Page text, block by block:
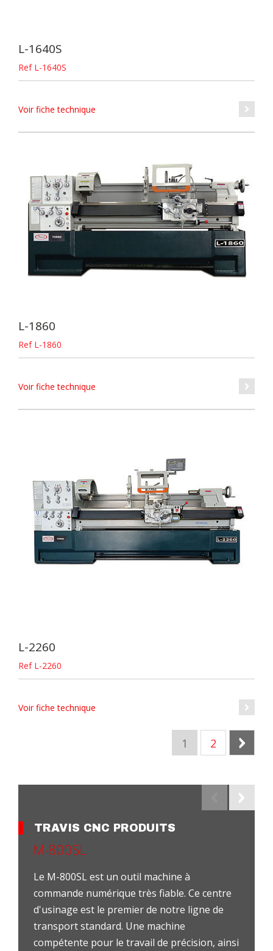
L-1640S
Ref L-1640S
Voir fiche technique
L-1860
Ref L-1860
Voir fiche technique
L-2260
Ref L-2260
Voir fiche technique
1 2
TRAVIS CNC PRODUITS
M-800SL
Le M-800SL est un outil machine à
commande numérique très fiable. Ce centre
d'usinage est le premier de notre ligne de
transport standard. Une machine
compétente pour le travail de précision, ainsi